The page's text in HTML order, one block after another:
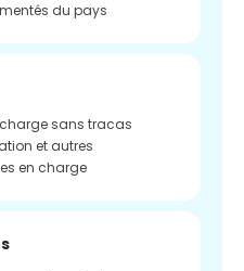
du pays
sans tracas
et autres
en charge